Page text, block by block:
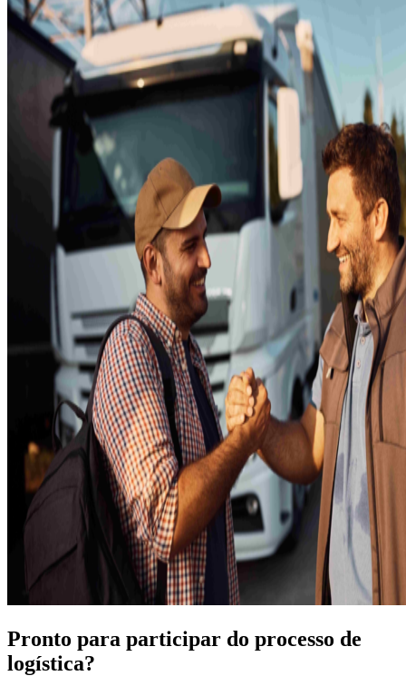
Pronto para participar do processo de
logística?